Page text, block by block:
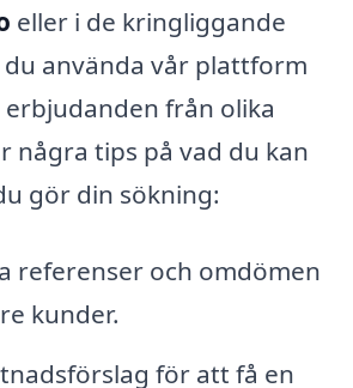
eller i de kringliggande
använda vår plattform
från olika
några tips på vad du kan
gör din sökning:
referenser och omdömen
kunder.
för att få en